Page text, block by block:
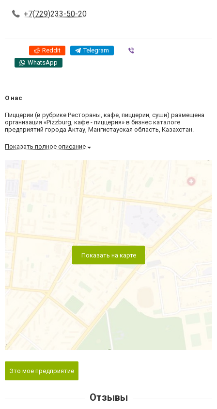
+7(729)233-50-20
Reddit Telegram
WhatsApp
О нас
Пиццерии (в рубрике Рестораны, кафе, пиццерии, суши) размещена
организация «Pizzburg, кафе - пиццерия» в бизнес каталоге
предприятий города Актау, Мангистауская область, Казахстан.
Показать полное описание
Показать на карте
Это мое предприятие
Отзывы